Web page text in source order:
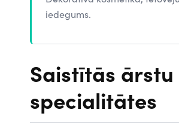
iedegums.
Saistītās ārstu
specialitātes